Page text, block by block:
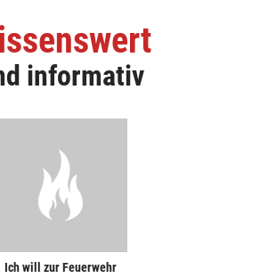
informativ
Ich will zur Feuerwehr